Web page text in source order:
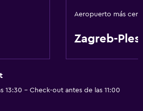
Aeropuerto más
Zagreb-
13:30 - Check-out antes de las 11:00